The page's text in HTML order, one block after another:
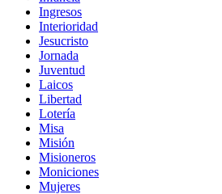
Ingresos
Interioridad
Jesucristo
Jornada
Juventud
Laicos
Libertad
Lotería
Misa
Misión
Misioneros
Moniciones
Mujeres